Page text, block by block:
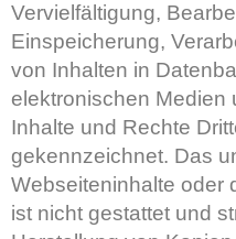
Vervielfältigung,
Einspeicherung,
von Inhalten in
elektronischen Medien
Inhalte und Rechte
gekennzeichnet. Das
Webseiteninhalte oder
ist nicht gestattet und